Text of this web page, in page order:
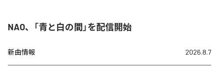
NAO、「青と白の間」を配信開始
新曲情報 2026.8.7